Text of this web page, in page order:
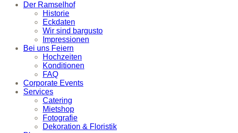
Der Ramselhof
Historie
Eckdaten
Wir sind bargusto
Impressionen
Bei uns Feiern
Hochzeiten
Konditionen
FAQ
Corporate Events
Services
Catering
Mietshop
Fotografie
Dekoration & Floristik